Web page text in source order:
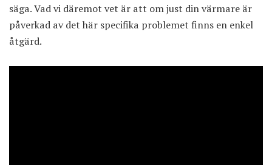
säga. Vad vi däremot vet är att om just din värmare är
påverkad av det här specifika problemet finns en enkel
åtgärd.